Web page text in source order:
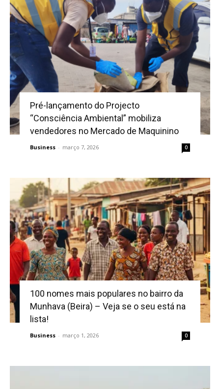
Pré-lançamento do Projecto
“Consciência Ambiental” mobiliza
vendedores no Mercado de Maquinino
Business - março 7, 2026 0
100 nomes mais populares no bairro da
Munhava (Beira) – Veja se o seu está na
lista!
Business - março 1, 2026 0